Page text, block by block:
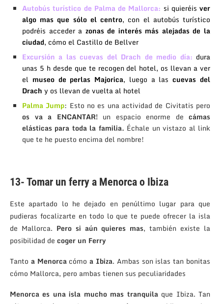
Autobús turístico de Palma de Mallorca: si quieréis ver
algo mas que sólo el centro, con el autobús turístico
podréis acceder a zonas de interés más alejadas de la
ciudad, cómo el Castillo de Bellver
Excursión a las cuevas del Drach de medio día: dura
unas 5 h desde que te recogen del hotel, os llevan a ver
el museo de perlas Majorica, luego a lascuevas del
Drach y os llevan de vuelta al hotel
Palma Jump: Esto no es una actividad de Civitatis pero
os va a ENCANTAR!un espacio enorme de cámas
elásticas para toda la familia. Échale un vistazo al link
que te he puesto encima del nombre!
13- Tomar un ferry a Menorca o Ibiza
Este apartado lo he dejado en penúltimo lugar para que
pudieras focalizarte en todo lo que te puede ofrecer la isla
de Mallorca. Pero si aún quieres mas, también existe la
posibilidad de coger un Ferry
Tanto a Menorcacómoa Ibiza. Ambas son islas tan bonitas
cómo Mallorca, pero ambas tienen sus peculiaridades
Menorca es una isla mucho mas tranquilaque Ibiza. Tan